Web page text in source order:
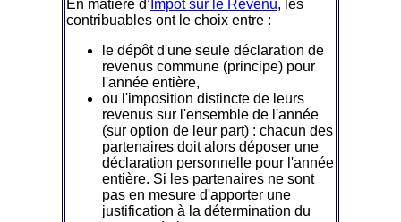
En matière d’ Impôt sur le Revenu, les
contribuables ont le choix entre :
le dépôt d'une seule déclaration de
revenus commune (principe) pour
l'année entière,
ou l'imposition distincte de leurs
revenus sur l'ensemble de l'année
(sur option de leur part) : chacun des
partenaires doit alors déposer une
déclaration personnelle pour l'année
entière. Si les partenaires ne sont
pas en mesure d'apporter une
justification à la détermination du